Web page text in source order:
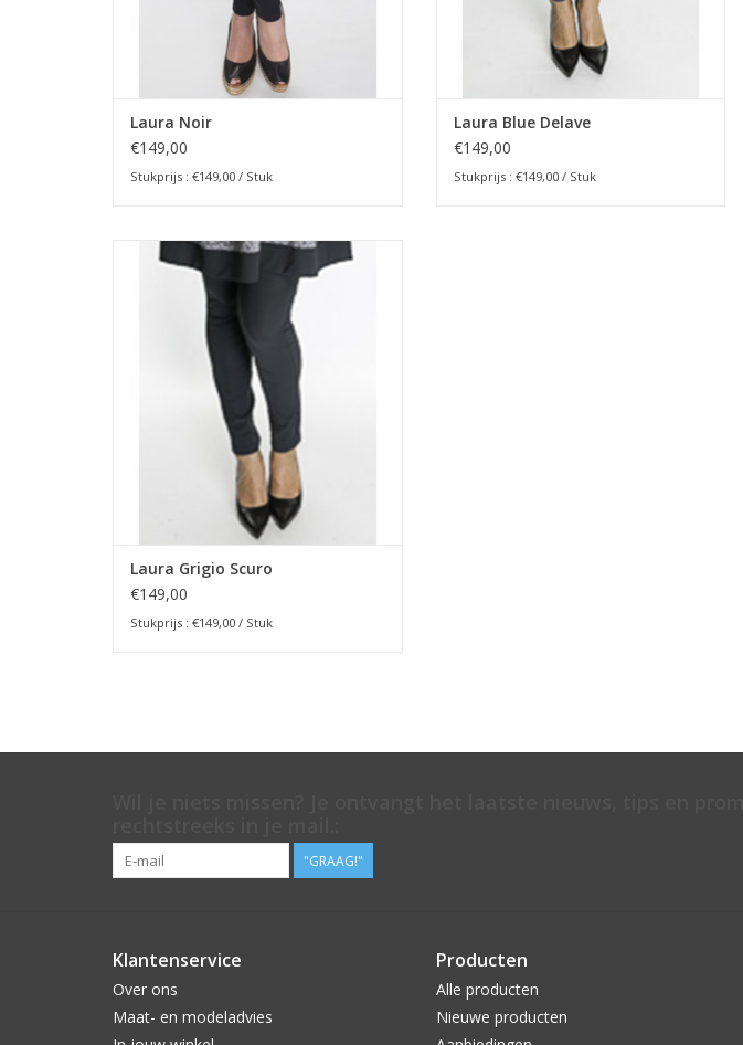
Laura Noir
€149,00
Stukprijs : €149,00 / Stuk
Laura Blue Delave
€149,00
Stukprijs : €149,00 / Stuk
Legging
TOEVOEGEN AAN WINKELWAGEN
Laura Grigio Scuro
€149,00
Stukprijs : €149,00 / Stuk
"GRAAG!"
Klantenservice
Over ons
Maat- en modeladvies
Producten
Alle producten
Nieuwe producten